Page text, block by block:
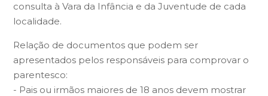
consulta à Vara da Infância e da Juventude de cada
localidade.
Relação de documentos que podem ser
apresentados pelos responsáveis para comprovar o
parentesco:
- Pais ou irmãos maiores de 18 anos devem mostrar